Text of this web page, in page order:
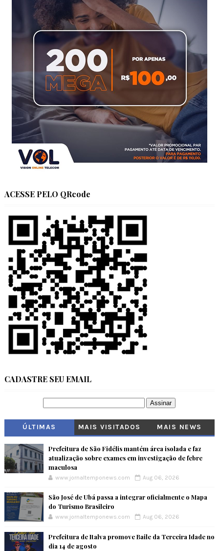
ACESSE PELO QRcode
CADASTRE SEU EMAIL
ÚLTIMAS MAIS VISITADOS MAIS NEWS
Prefeitura de São Fidélis mantém área isolada e faz
atualização sobre exames em investigação de febre
maculosa
www.jornaltemponews.com Aug 06, 2026
São José de Ubá passa a integrar oficialmente o Mapa
do Turismo Brasileiro
www.jornaltemponews.com Aug 06, 2026
Prefeitura de Italva promove Baile da Terceira Idade no
dia 14 de agosto